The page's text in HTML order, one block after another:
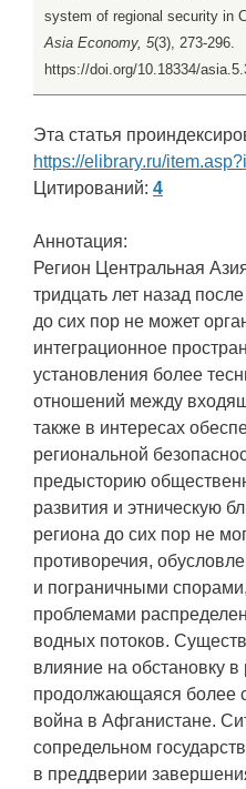
system of regional security in
Asia Economy, 5(3), 273-296.
https://doi.org/10.18334/
Эта статья
https://elibrary.ru/
Цитирований: 4
Аннотация:
Регион Центральная
тридцать лет назад
до сих пор не может
интеграционное
установления более
отношений между
также в интересах
региональной
предысторию
развития и этническую
региона до сих пор не
противоречия,
и пограничными
проблемами
водных потоков.
влияние на обстановку в
продолжающаяся более
война в Афганистане.
сопредельном
в преддверии